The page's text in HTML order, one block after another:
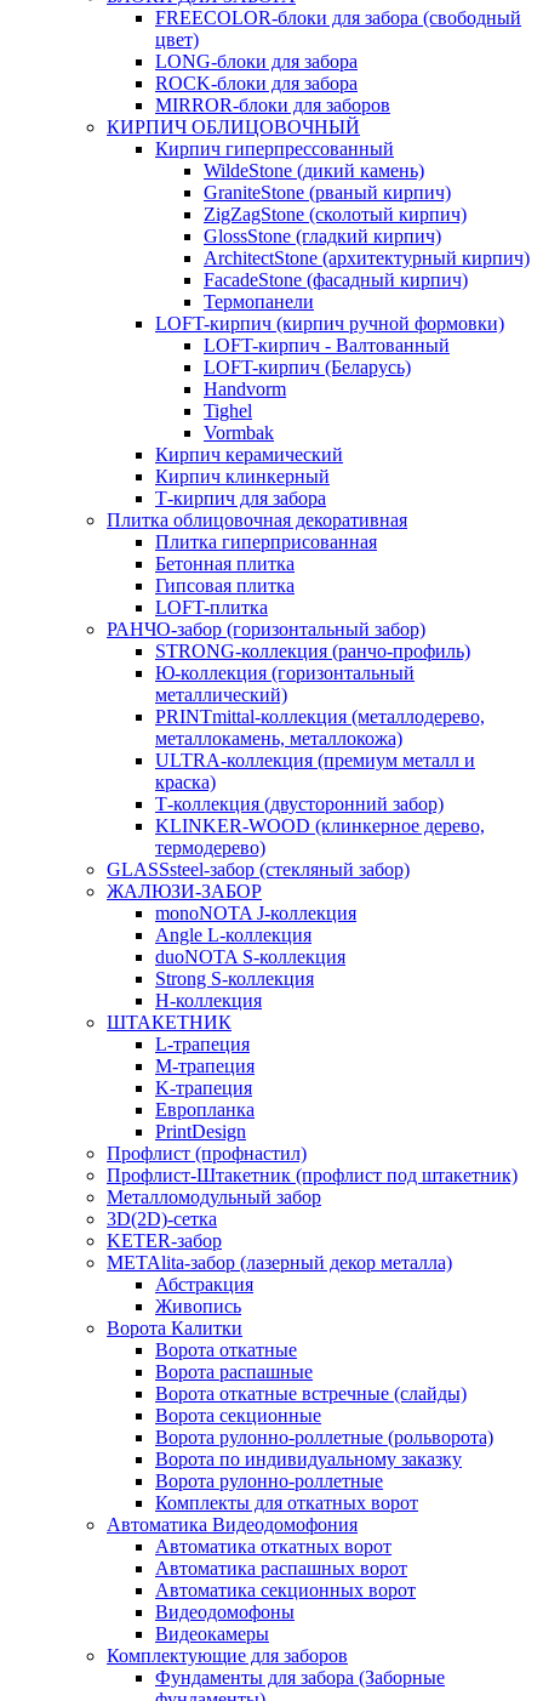
FREECOLOR-блоки для забора (свободный
цвет)
LONG-блоки для забора
ROCK-блоки для забора
MIRROR-блоки для заборов
КИРПИЧ ОБЛИЦОВОЧНЫЙ
Кирпич гиперпрессованный
WildeStone (дикий камень)
GraniteStone (рваный кирпич)
ZigZagStone (сколотый кирпич)
GlossStone (гладкий кирпич)
ArchitectStone (архитектурный кирпич)
FacadeStone (фасадный кирпич)
Термопанели
LOFT-кирпич (кирпич ручной формовки)
LOFT-кирпич - Валтованный
LOFT-кирпич (Беларусь)
Handvorm
Tighel
Vormbak
Кирпич керамический
Кирпич клинкерный
Т-кирпич для забора
Плитка облицовочная декоративная
Плитка гиперприсованная
Бетонная плитка
Гипсовая плитка
LOFT-плитка
РАНЧО-забор (горизонтальный забор)
STRONG-коллекция (ранчо-профиль)
Ю-коллекция (горизонтальный
металлический)
PRINTmittal-коллекция (металлодерево,
металлокамень, металлокожа)
ULTRA-коллекция (премиум металл и
краска)
Т-коллекция (двусторонний забор)
KLINKER-WOOD (клинкерное дерево,
термодерево)
GLASSsteel-забор (стекляный забор)
ЖАЛЮЗИ-ЗАБОР
monoNOTA J-коллекция
Angle L-коллекция
duoNOTA S-коллекция
Strong S-коллекция
H-коллекция
ШТАКЕТНИК
L-трапеция
M-трапеция
K-трапеция
Европланка
PrintDesign
Профлист (профнастил)
Профлист-Штакетник (профлист под штакетник)
Металломодульный забор
3D(2D)-сетка
KETER-забор
METAlita-забор (лазерный декор металла)
Абстракция
Живопись
Ворота Калитки
Ворота откатные
Ворота распашные
Ворота откатные встречные (слайды)
Ворота секционные
Ворота рулонно-роллетные (рольворота)
Ворота по индивидуальному заказку
Ворота рулонно-роллетные
Комплекты для откатных ворот
Автоматика Видеодомофония
Автоматика откатных ворот
Автоматика распашных ворот
Автоматика секционных ворот
Видеодомофоны
Видеокамеры
Комплектующие для заборов
Фундаменты для забора (Заборные